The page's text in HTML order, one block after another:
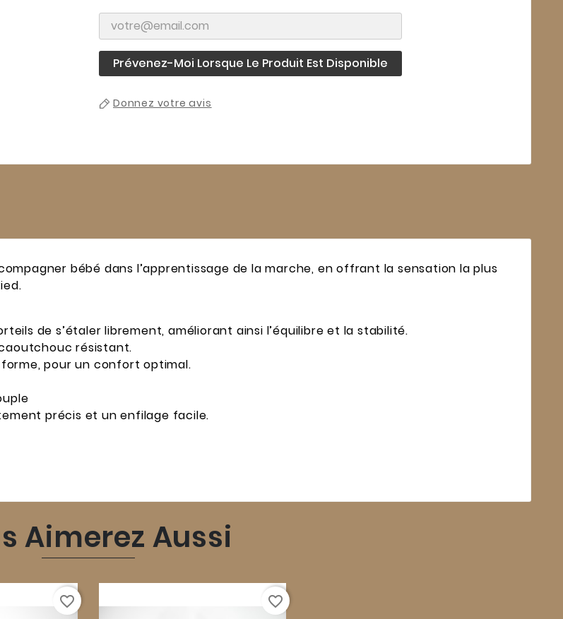
Prévenez-Moi Lorsque Le Produit Est Disponible
Donnez votre avis
bébé dans l’apprentissage de la marche, en offrant la sensation la plus
de s’étaler librement, améliorant ainsi l’équilibre et la stabilité.
résistant.
pour un confort optimal.
précis et un enfilage facile.
Aimerez Aussi
favorite_border favorite_border